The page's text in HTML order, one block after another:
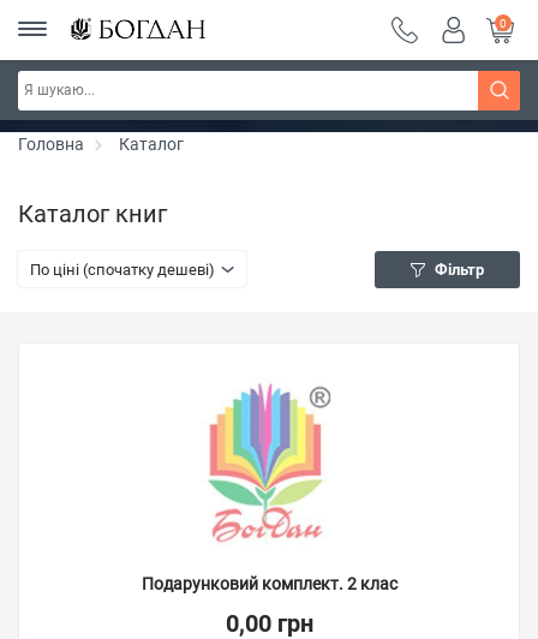
Серія "Чейзіана" ~ знижка 20%
0
Головна Каталог
Каталог книг
По ціні (спочатку дешеві) Фільтр
Подарунковий комплект. 2 клас
0,00 грн